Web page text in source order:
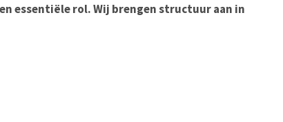
essentiële rol. Wij brengen structuur aan in